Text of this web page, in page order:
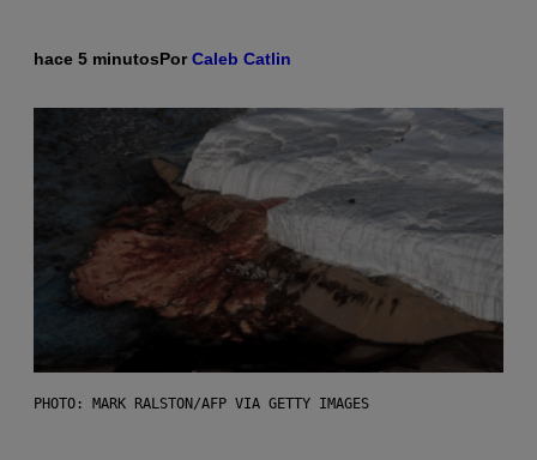
hace 5 minutosPorCaleb Catlin
PHOTO: MARK RALSTON/AFP VIA GETTY IMAGES